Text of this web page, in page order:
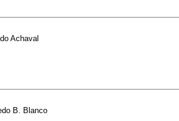
Achaval
B. Blanco